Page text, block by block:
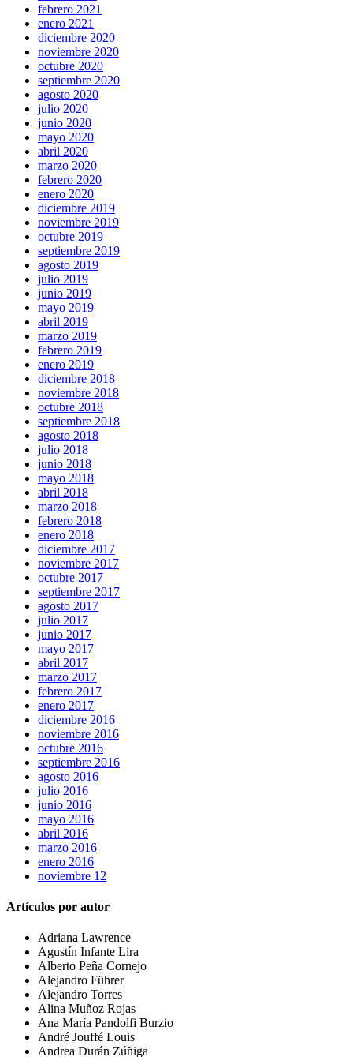
febrero 2021
enero 2021
diciembre 2020
noviembre 2020
octubre 2020
septiembre 2020
agosto 2020
julio 2020
junio 2020
mayo 2020
abril 2020
marzo 2020
febrero 2020
enero 2020
diciembre 2019
noviembre 2019
octubre 2019
septiembre 2019
agosto 2019
julio 2019
junio 2019
mayo 2019
abril 2019
marzo 2019
febrero 2019
enero 2019
diciembre 2018
noviembre 2018
octubre 2018
septiembre 2018
agosto 2018
julio 2018
junio 2018
mayo 2018
abril 2018
marzo 2018
febrero 2018
enero 2018
diciembre 2017
noviembre 2017
octubre 2017
septiembre 2017
agosto 2017
julio 2017
junio 2017
mayo 2017
abril 2017
marzo 2017
febrero 2017
enero 2017
diciembre 2016
noviembre 2016
octubre 2016
septiembre 2016
agosto 2016
julio 2016
junio 2016
mayo 2016
abril 2016
marzo 2016
enero 2016
noviembre 12
Artículos por autor
Adriana Lawrence
Agustín Infante Lira
Alberto Peña Cornejo
Alejandro Führer
Alejandro Torres
Alina Muñoz Rojas
Ana María Pandolfi Burzio
André Jouffé Louis
Andrea Durán Zúñiga